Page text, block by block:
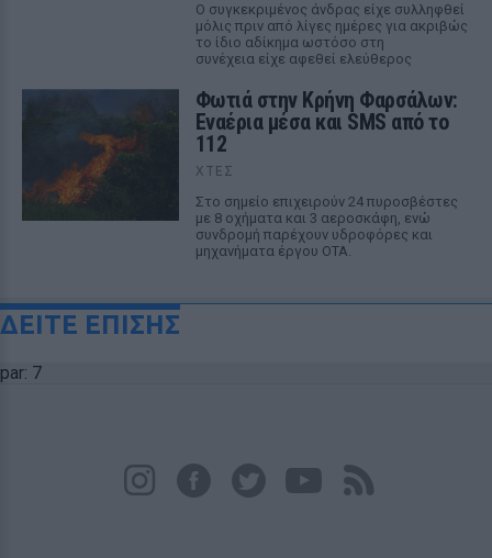
Ο συγκεκριμένος άνδρας είχε συλληφθεί
μόλις πριν από λίγες ημέρες για ακριβώς
το ίδιο αδίκημα ωστόσο στη
συνέχεια είχε αφεθεί ελεύθερος
Φωτιά στην Κρήνη Φαρσάλων:
Εναέρια μέσα και SMS από το
112
ΧΤΕΣ
Στο σημείο επιχειρούν 24 πυροσβέστες
με 8 οχήματα και 3 αεροσκάφη, ενώ
συνδρομή παρέχουν υδροφόρες και
μηχανήματα έργου ΟΤΑ.
ΔΕΙΤΕ ΕΠΙΣΗΣ
par: 7